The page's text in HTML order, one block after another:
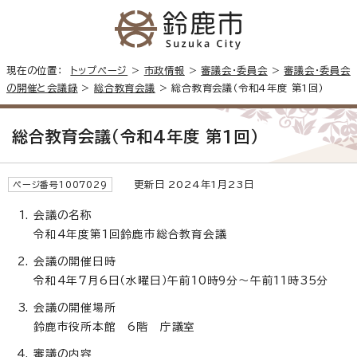
現在の位置： トップページ > 市政情報 >審議会・委員会 >審議会・委員会
の開催と会議録 >総合教育会議 > 総合教育会議（令和4年度 第1回）
総合教育会議（令和4年度 第1回）
ページ番号1007029 更新日 2024年1月23日
会議の名称
令和4年度第1回鈴鹿市総合教育会議
会議の開催日時
令和4年7月6日（水曜日）午前10時9分～午前11時35分
会議の開催場所
鈴鹿市役所本館 6階 庁議室
審議の内容